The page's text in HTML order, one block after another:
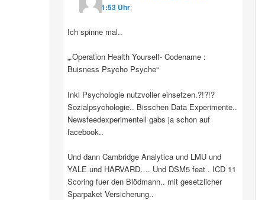
01:53 Uhr:
Ich spinne mal..
„.Operation Health Yourself- Codename :
Buisness Psycho Psyche“
Inkl Psychologie nutzvoller einsetzen.?!?!?
Sozialpsychologie.. Bisschen Data Experimente..
Newsfeedexperimentell gabs ja schon auf
facebook..
Und dann Cambridge Analytica und LMU und
YALE und HARVARD…. Und DSM5 feat . ICD 11
Scoring fuer den Blödmann.. mit gesetzlicher
Sparpaket Versicherung..